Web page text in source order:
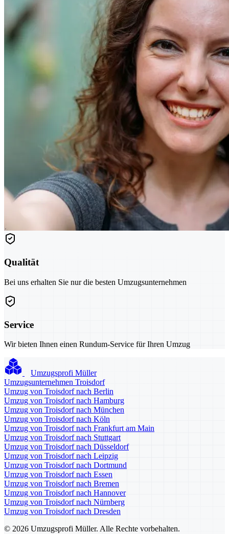
Qualität
Bei uns erhalten Sie nur die besten Umzugsunternehmen
Service
Wir bieten Ihnen einen Rundum-Service für Ihren Umzug
Umzugsprofi Müller
Umzugsunternehmen Troisdorf
Umzug von Troisdorf nach Berlin
Umzug von Troisdorf nach Hamburg
Umzug von Troisdorf nach München
Umzug von Troisdorf nach Köln
Umzug von Troisdorf nach Frankfurt am Main
Umzug von Troisdorf nach Stuttgart
Umzug von Troisdorf nach Düsseldorf
Umzug von Troisdorf nach Leipzig
Umzug von Troisdorf nach Dortmund
Umzug von Troisdorf nach Essen
Umzug von Troisdorf nach Bremen
Umzug von Troisdorf nach Hannover
Umzug von Troisdorf nach Nürnberg
Umzug von Troisdorf nach Dresden
© 2026 Umzugsprofi Müller. Alle Rechte vorbehalten.